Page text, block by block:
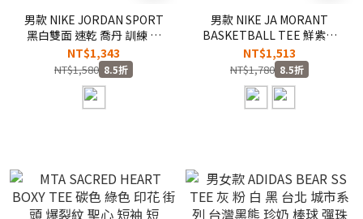
男款 NIKE JORDAN SPORT
黑白雙面 速乾 喬丹 訓練 運
動 雙面 球衣 背心【IF0865-
010】NKTF
NT$1,343
NT$1,580 8.5折
男款 NIKE JA MORANT
BASKETBALL TEE 鮮紫紅
深灰 莫蘭特 印花 純棉 運動
休閒 短T【IM5067】NKTF
JA
NT$1,513
NT$1,780 8.5折